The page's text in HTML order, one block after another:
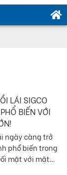
LÁI SIGCO
BIẾN VỚI
ngày càng trở
phổ biến trong
mặt với mặt